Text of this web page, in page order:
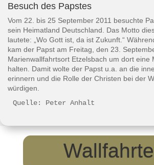
Besuch des Papstes
Vom 22. bis 25 September 2011 besuchte
sein Heimatland Deutschland. Das Motto
lautete: „Wo Gott ist, da ist Zukunft.“
kam der Papst am Freitag, den 23.
Marienwallfahrtsort Etzelsbach um dort eine
halten. Damit wolte der Papst u.a. an die
erinnern und die Rolle der Christen bei der
würdigen.
Quelle: Peter Anhalt